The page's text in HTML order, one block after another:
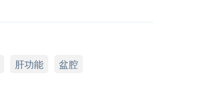
肝功能
盆腔